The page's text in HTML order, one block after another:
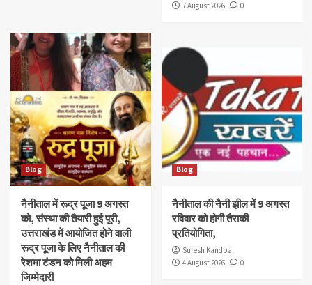
7 August 2026
0
Blog
नैनीताल में रूद्र पूजा 9 अगस्त
को, संस्था की तैयारी हुई पूरी,
उत्तराखंड में आयोजित होने वाली
रूद्र पूजा के लिए नैनीताल की
रेशमा टंडन को मिली अहम
जिम्मेदारी
Blog
नैनीताल की नैनी झील में 9 अगस्त
रविवार को होगी तैराकी
प्रतियोगिता,
Suresh Kandpal
4 August 2026
0